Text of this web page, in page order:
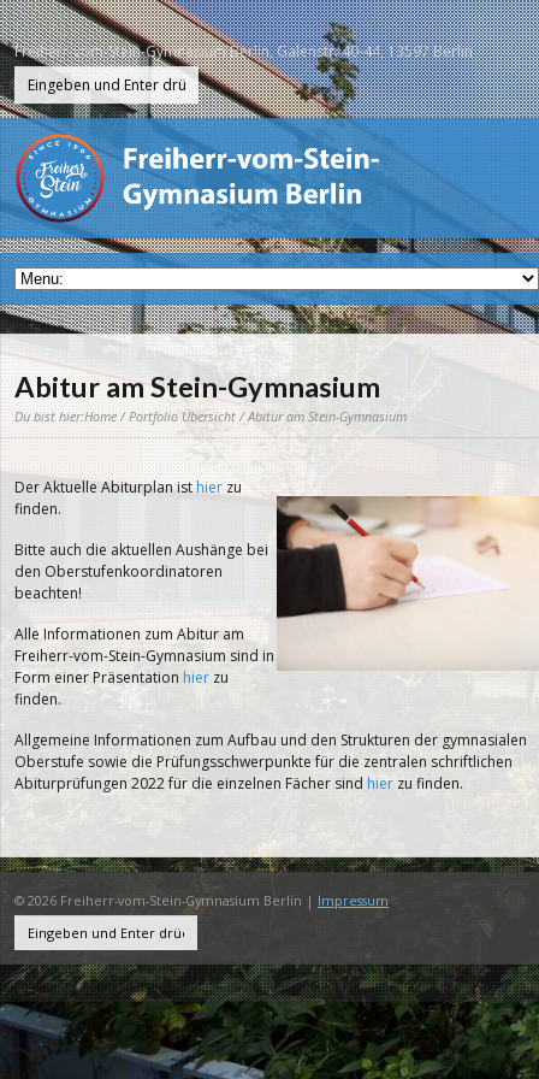
Freiherr-vom-Stein-Gymnasium Berlin, Galenstr. 40-44, 13597 Berlin
Abitur am Stein-Gymnasium
Du bist hier:Home/Portfolio Übersicht/ Abitur am Stein-Gymnasium
Der Aktuelle Abiturplan isthier zu
finden.
Bitte auch die aktuellen Aus­hänge bei
den Oberstufenkoordinatoren
beachten!
Alle Informationen zum Abitur am
Freiherr-vom-Stein-Gymnasium sind in
Form einer Präsentation hier zu
finden.
Allgemeine Informationen zum Aufbau und den Strukturen der gymnasialen
Oberstufe sowie die Prüfungsschwerpunkte für die zentralen schriftlichen
Abiturprüfungen 2022 für die einzelnen Fächer sind hierzu finden.
© 2026 Freiherr-vom-Stein-Gymnasium Berlin | Impressum